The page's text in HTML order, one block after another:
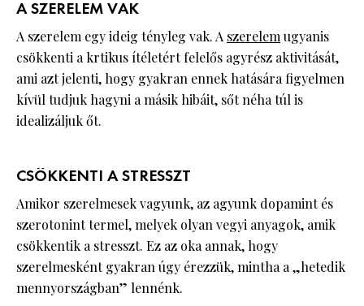
A SZERELEM VAK
A szerelem egy ideig tényleg vak. A szerelemugyanis
csökkenti a krtikus ítéletért felelős agyrész aktivitását,
ami azt jelenti, hogy gyakran ennek hatására figyelmen
kívül tudjuk hagyni a másik hibáit, sőt néha túl is
idealizáljuk őt.
CSÖKKENTI A STRESSZT
Amikor szerelmesek vagyunk, az agyunk dopamint és
szerotonint termel, melyek olyan vegyi anyagok, amik
csökkentik a stresszt. Ez az oka annak, hogy
szerelmesként gyakran úgy érezzük, mintha a „hetedik
mennyországban” lennénk.